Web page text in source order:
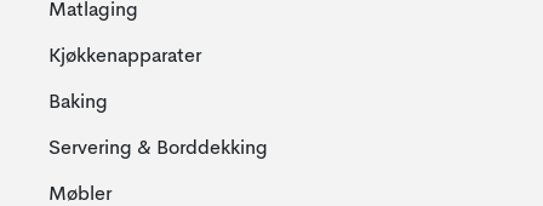
Matlaging
Kjøkkenapparater
Baking
Servering & Borddekking
Møbler